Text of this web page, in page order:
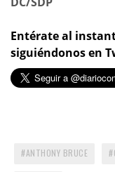
Entérate al
siguiéndonos en
ANTHONY BRUCE